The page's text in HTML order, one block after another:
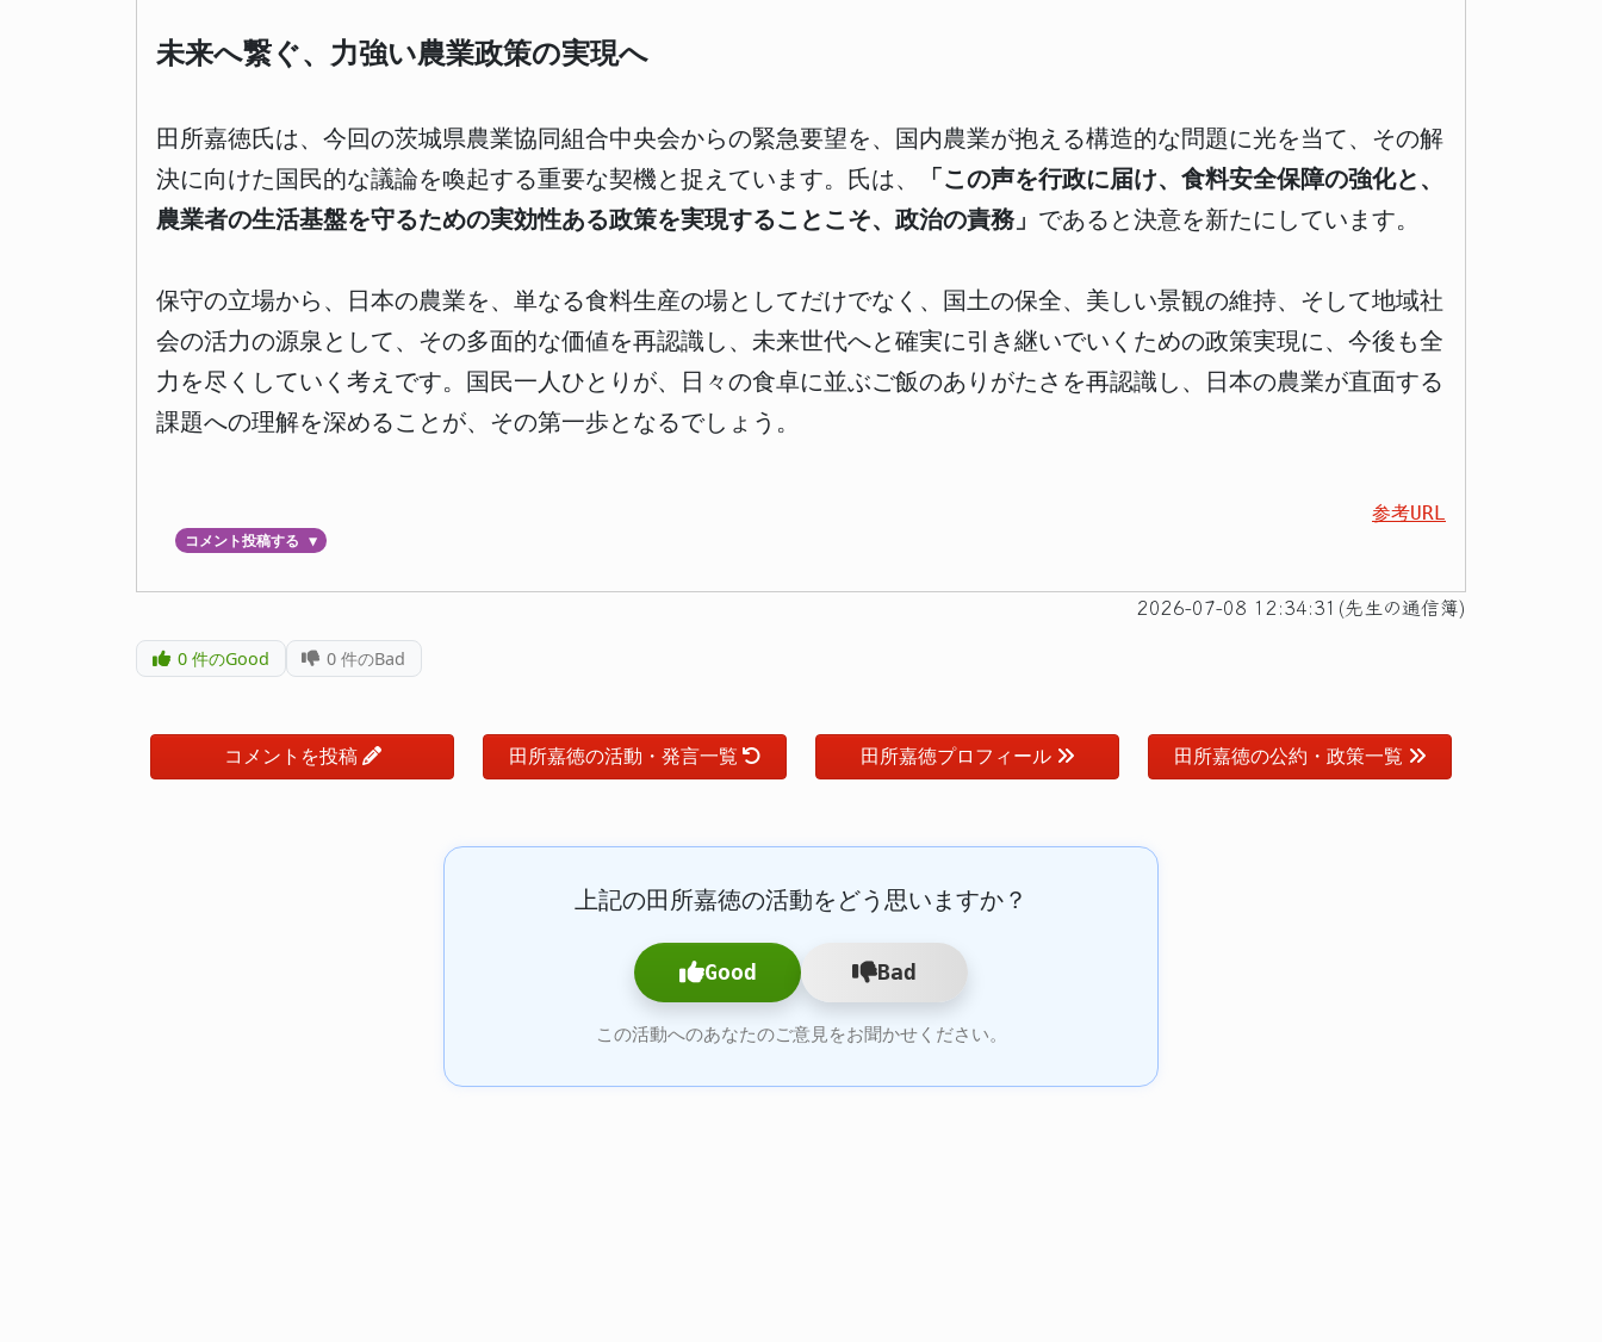
未来へ繋ぐ、力強い農業政策の実現へ
田所嘉徳氏は、今回の茨城県農業協同組合中央会からの緊急要望を、国内農業が抱える構造的な問題に光を当て、その解
決に向けた国民的な議論を喚起する重要な契機と捉えています。氏は、
「この声を行政に届け、食料安全保障の強化と、
農業者の生活基盤を守るための実効性ある政策を実現することこそ、政治の責務」 であると決意を新たにしています。
保守の立場から、日本の農業を、単なる食料生産の場としてだけでなく、国土の保全、美しい景観の維持、そして地域社
会の活力の源泉として、その多面的な価値を再認識し、未来世代へと確実に引き継いでいくための政策実現に、今後も全
力を尽くしていく考えです。国民一人ひとりが、日々の食卓に並ぶご飯のありがたさを再認識し、日本の農業が直面する
課題への理解を深めることが、その第一歩となるでしょう。
参考URL
コメント投稿する ▼
2026-07-08 12:34:31(先生の通信簿)
0件のGood 0 件のBad
コメントを投稿 田所嘉徳の活動・発言一覧 田所嘉徳プロフィール 田所嘉徳の公約・政策一覧
上記の田所嘉徳の活動をどう思いますか？
Good Bad
この活動へのあなたのご意見をお聞かせください。